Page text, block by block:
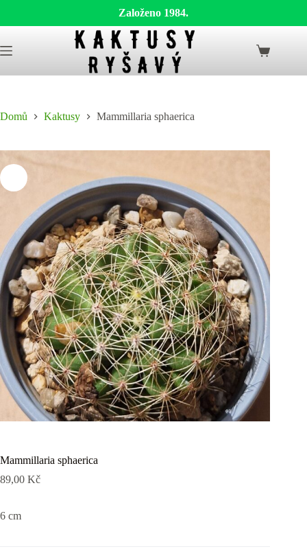
Založeno 1984.
to
content
Shopping
Domů Kaktusy Mammillaria sphaerica
Mammillaria sphaerica
89,00 Kč
6 cm